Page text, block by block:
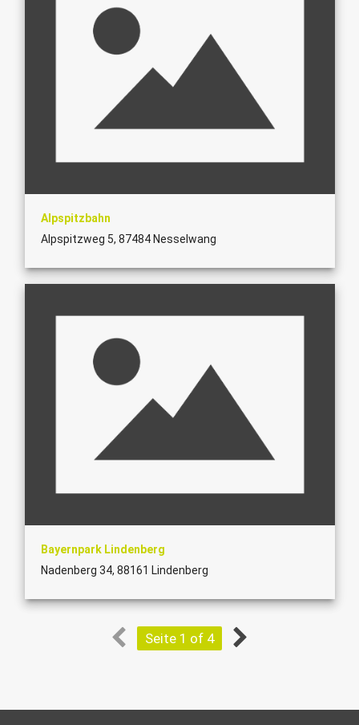
Alpspitzbahn
Alpspitzweg 5, 87484 Nesselwang
Bayernpark Lindenberg
Nadenberg 34, 88161 Lindenberg
Seite 1 of 4